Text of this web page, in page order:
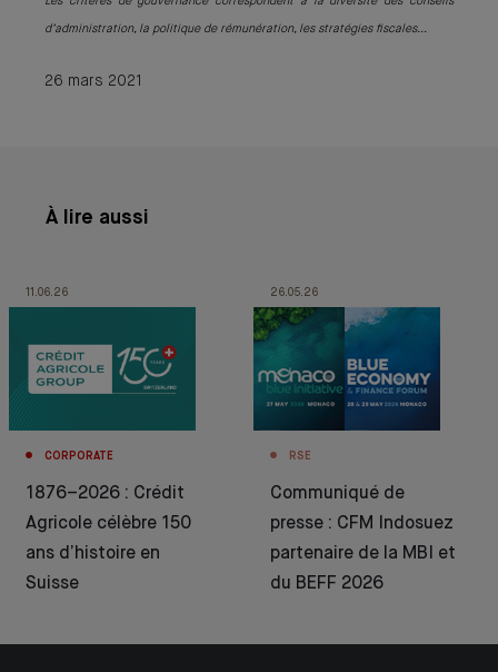
d’administration, la politique de rémunération, les stratégies fiscales...
26 mars 2021
À lire aussi
11.06.26
CORPORATE
1876–2026 : Crédit
Agricole célèbre 150
ans d’histoire en
Suisse
26.05.26
RSE
Communiqué de
presse : CFM Indosuez
partenaire de la MBI et
du BEFF 2026